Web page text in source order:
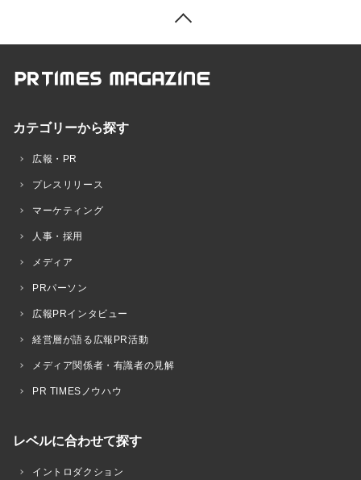
カテゴリーから探す
広報・PR
プレスリリース
マーケティング
人事・採用
メディア
PRパーソン
広報PRインタビュー
経営層が語る広報PR活動
メディア関係者・有識者の見解
PR TIMESノウハウ
レベルに合わせて探す
イントロダクション